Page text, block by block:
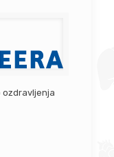
ozdravljenja